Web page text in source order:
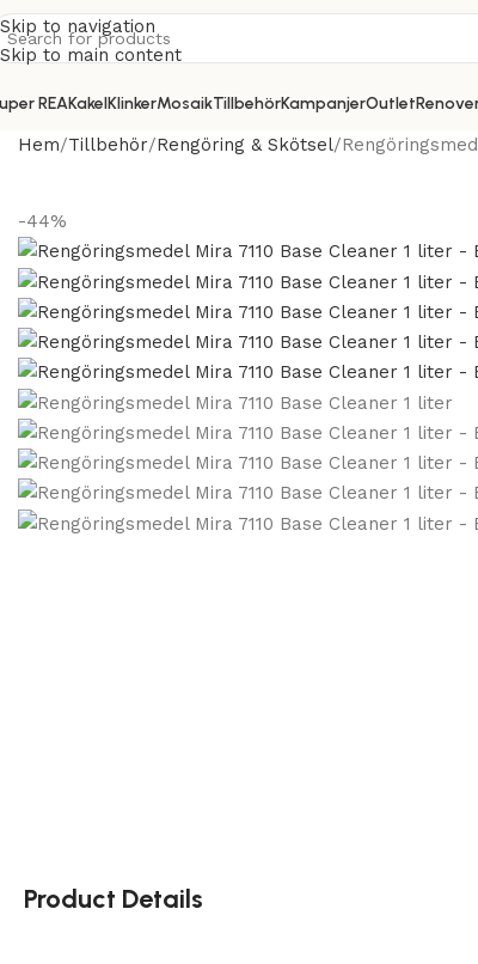
Skip to navigation
Skip to main content
REAKakelKlinkerMosaikTillbehörKampanjerOutlet
Hem Tillbehör Rengöring & Skötsel
-44%
Product Details